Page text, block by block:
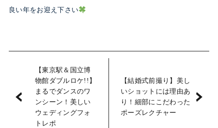
良い年をお迎え下さい
【東京駅＆国立博
物館ダブルロケ!!】
まるでダンスのワ
ンシーン！美しい
ウェディングフォ
トレポ
【結婚式前撮り】美し
いショットには理由あ
り！細部にこだわった
ポーズレクチャー